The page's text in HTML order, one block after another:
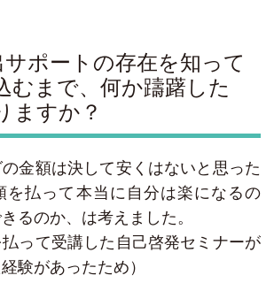
サポートの存在を知って
むまで、何か躊躇した
ますか？
金額は決して安くはないと思った
を払って本当に自分は楽になるの
るのか、は考えました。
払って受講した自己啓発セミナーが
験があったため）